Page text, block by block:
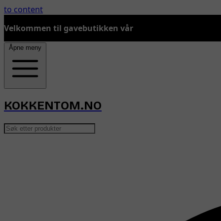
to content
Velkommen til gavebutikken vår
Åpne meny
KOKKENTOM.NO